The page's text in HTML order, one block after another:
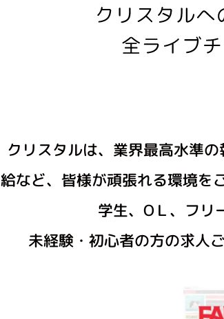
クリスタルは、業界最高水準
給など、皆様が頑張れる環境を
学生、OＬ、フリ
未経験・初心者の方の求人